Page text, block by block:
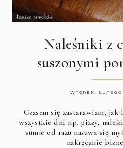
Naleśniki z
suszonymi
WTOREK, LUTEGO
Czasem się zastanawiam,
wszystkie dni np. pizzy,
sumie od razu nasuwa się
nakręcanie